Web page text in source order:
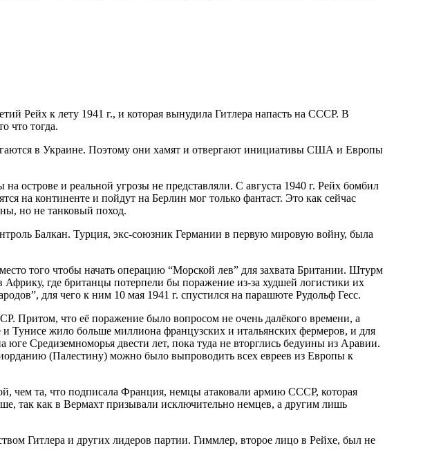
Рейх к лету 1941 г., и которая вынудила Гитлера напасть на СССР. В
что тогда.
в Украине. Поэтому они хамят и отвергают инициативы США и Европы
острове и реальной угрозы не представляли. С августа 1940 г. Рейх бомбил
на континенте и пойдут на Берлин мог только фантаст. Это как сейчас
но не танковый поход.
Балкан. Турция, экс-союзник Германии в первую мировую войну, была
того чтобы начать операцию “Морской лев” для захвата Британии. Штурм
где британцы потерпели бы поражение из-за худшей логистики их
для чего к ним 10 мая 1941 г. спустился на парашюте Рудольф Гесс.
Притом, что её поражение было вопросом не очень далёкого времени, а
жило больше миллиона французских и итальянских фермеров, и для
Средиземноморья двести лет, пока туда не вторглись бедуины из Аравии.
(Палестину) можно было выпроводить всех евреев из Европы к
чем та, что подписала Франция, немцы атаковали армию СССР, которая
так как в Вермахт призывали исключительно немцев, а другим лишь
Гитлера и других лидеров партии. Гиммлер, второе лицо в Рейхе, был не